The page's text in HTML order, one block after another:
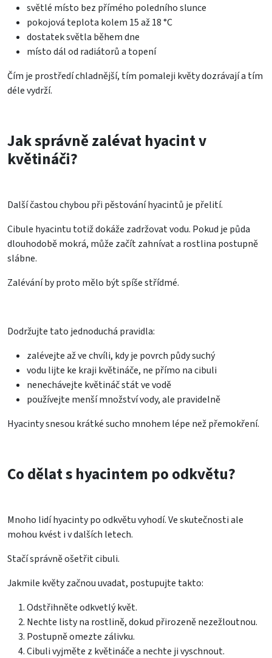
světlé místo bez přímého poledního slunce
pokojová teplota kolem 15 až 18 °C
dostatek světla během dne
místo dál od radiátorů a topení
Čím je prostředí chladnější, tím pomaleji květy dozrávají a tím
déle vydrží.
Jak správně zalévat hyacint v
květináči?
Další častou chybou při pěstování hyacintů je přelití.
Cibule hyacintu totiž dokáže zadržovat vodu. Pokud je půda
dlouhodobě mokrá, může začít zahnívat a rostlina postupně
slábne.
Zalévání by proto mělo být spíše střídmé.
Dodržujte tato jednoduchá pravidla:
zalévejte až ve chvíli, kdy je povrch půdy suchý
vodu lijte ke kraji květináče, ne přímo na cibuli
nenechávejte květináč stát ve vodě
používejte menší množství vody, ale pravidelně
Hyacinty snesou krátké sucho mnohem lépe než přemokření.
Co dělat s hyacintem po odkvětu?
Mnoho lidí hyacinty po odkvětu vyhodí. Ve skutečnosti ale
mohou kvést i v dalších letech.
Stačí správně ošetřit cibuli.
Jakmile květy začnou uvadat, postupujte takto:
Odstřihněte odkvetlý květ.
Nechte listy na rostlině, dokud přirozeně nezežloutnou.
Postupně omezte zálivku.
Cibuli vyjměte z květináče a nechte ji vyschnout.